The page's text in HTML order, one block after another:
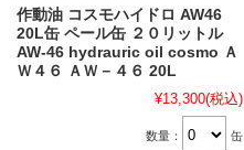
作動油 コスモハイドロ AW46
20L缶 ペール缶 ２０リットル
AW-46 hydrauric oil cosmo Ａ
Ｗ４６ ＡＷ－４６ 20L
¥13,300(税込)
数量： 缶